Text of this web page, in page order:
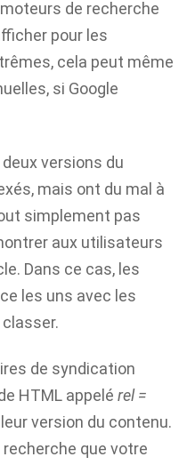
de recherche
pour les
cela peut même
si Google
versions du
mais ont du mal à
simplement pas
aux utilisateurs
Dans ce cas, les
les uns avec les
de syndication
HTML appelé rel =
version du contenu.
que votre